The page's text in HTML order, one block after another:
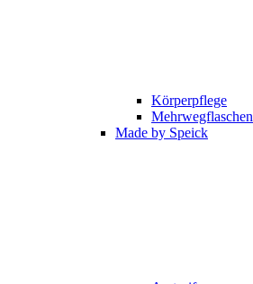
Körperpflege
Mehrwegflaschen
Made by Speick